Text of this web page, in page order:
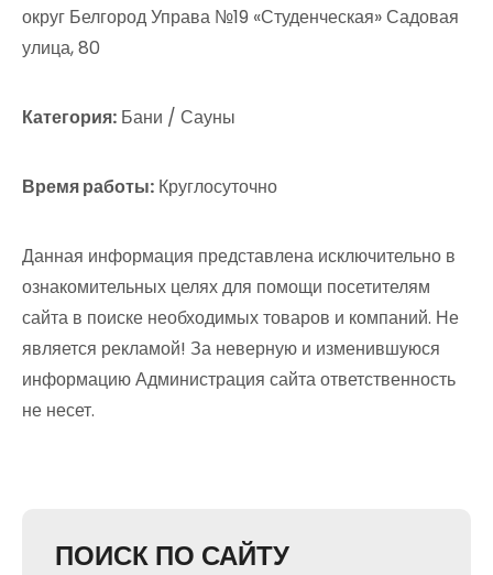
округ Белгород Управа №19 «Студенческая» Садовая
улица, 80
Категория: Бани / Сауны
Время работы: Круглосуточно
Данная информация представлена исключительно в
ознакомительных целях для помощи посетителям
сайта в поиске необходимых товаров и компаний. Не
является рекламой! За неверную и изменившуюся
информацию Администрация сайта ответственность
не несет.
ПОИСК ПО САЙТУ